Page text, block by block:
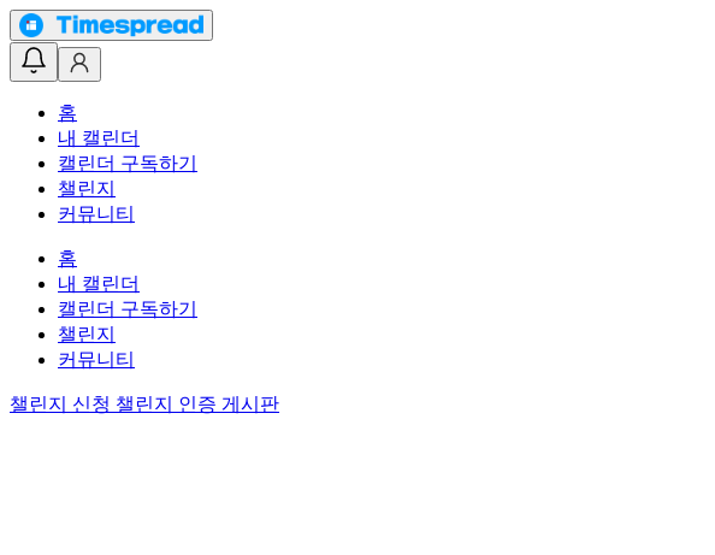
홈
내 캘린더
캘린더 구독하기
챌린지
커뮤니티
홈
내 캘린더
캘린더 구독하기
챌린지
커뮤니티
챌린지 신청 챌린지 인증 게시판